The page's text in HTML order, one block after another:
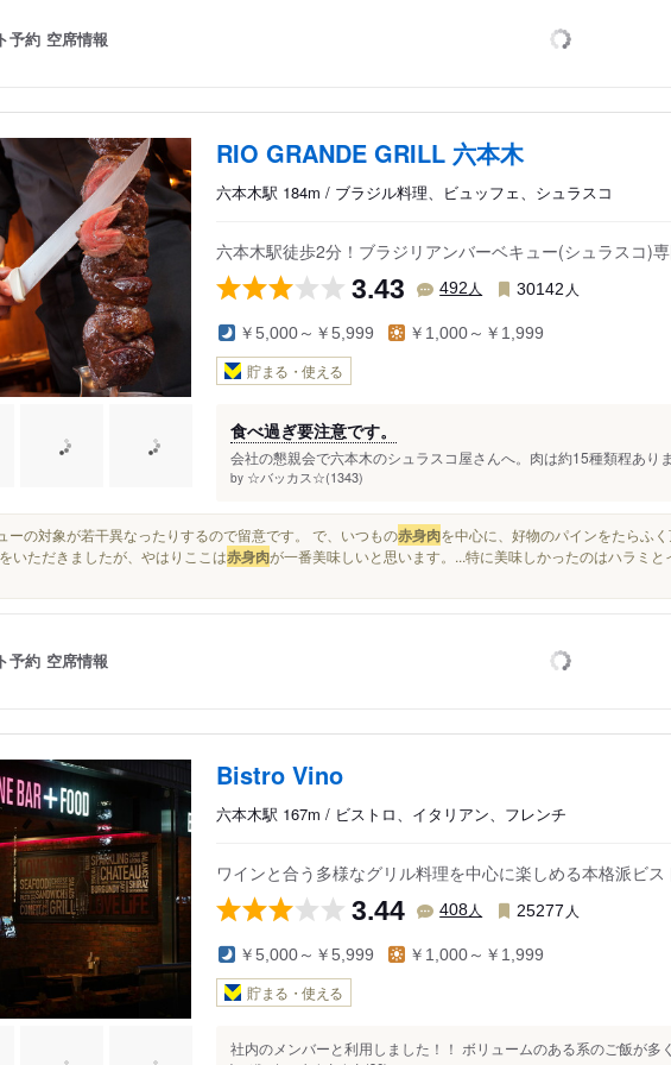
予約 空席情報
RIO GRANDE GRILL 六本木
六本木駅 184m / ブラジル料理、ビュッフェ、シュラスコ
六本木駅徒歩2分！ブラジリアンバーベキュー(シュラスコ)
3.43 492 人 30142 人
￥5,000～￥5,999 ￥1,000～￥1,999
貯まる・使える
食べ過ぎ要注意です。
会社の懇親会で六本木のシュラスコ屋さんへ。肉は約15種類程あり
by ☆バッカス☆(1343)
ーの対象が若干異なったりするので留意です。 で、いつもの赤身肉を中心に、好物のパインをたらふ
いただきましたが、やはりここは赤身肉が一番美味しいと思います。...特に美味しかったのはハラミと
予約 空席情報
Bistro Vino
六本木駅 167m / ビストロ、イタリアン、フレンチ
ワインと合う多様なグリル料理を中心に楽しめる本格派ビス
3.44 408人 25277 人
￥5,000～￥5,999 ￥1,000～￥1,999
貯まる・使える
社内のメンバーと利用しました！！ ボリュームのある系のご飯が多